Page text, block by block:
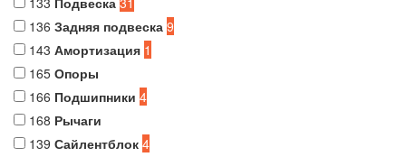
136 Задняя подвеска 9
143 Амортизация 1
165 Опоры
166 Подшипники 4
168 Рычаги
139 Сайлентблок 4